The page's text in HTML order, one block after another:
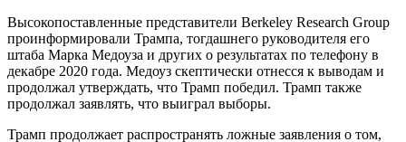
Высокопоставленные представители Berkeley Research Group
проинформировали Трампа, тогдашнего руководителя его
штаба Марка Медоуза и других о результатах по телефону в
декабре 2020 года. Медоуз скептически отнесся к выводам и
продолжал утверждать, что Трамп победил. Трамп также
продолжал заявлять, что выиграл выборы.
Трамп продолжает распространять ложные заявления о том,